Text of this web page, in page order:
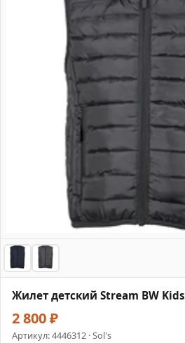
Жилет детский Stream BW Kids
2 800 ₽
Артикул:4446312 · Sol's